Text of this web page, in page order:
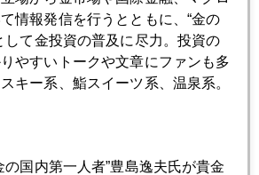
げる円高進行
援、期限切れ、延長戦入り
情報発信を行うとともに、“金の
して金投資の普及に尽力。投資の
やすいトークや文章にファンも多
キー系、鮨スイーツ系、温泉系。
の国内第一人者”豊島逸夫氏が貴金